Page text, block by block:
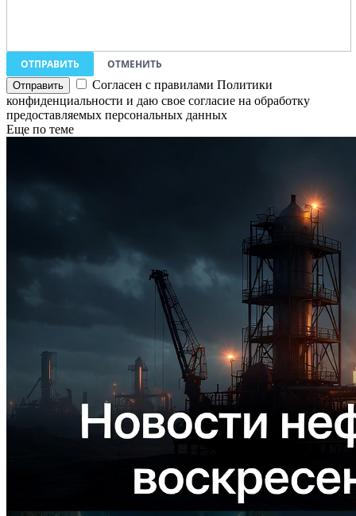
ОТПРАВИТЬ
ОТМЕНИТЬ
Согласен с правилами Политики
конфиденциальности и даю свое согласие на обработку
предоставляемых персональных данных
Еще по теме